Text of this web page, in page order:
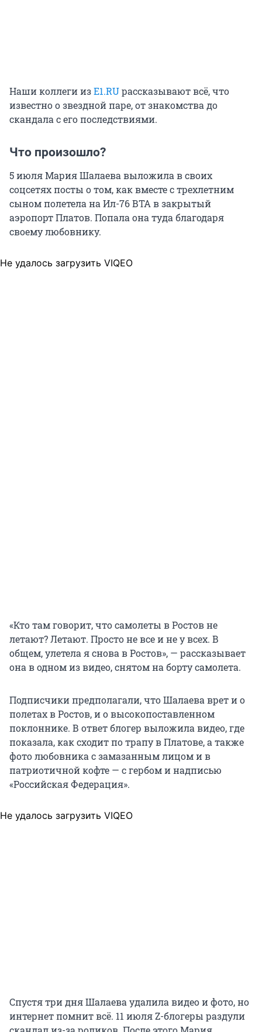
Наши коллеги изE1.RUрассказывают всё, что
известно о звездной паре, от знакомства до
скандала с его последствиями.
Что произошло?
5 июля Мария Шалаева выложила в своих
соцсетях посты о том, как вместе с трехлетним
сыном полетела на Ил-76 ВТА в закрытый
аэропорт Платов. Попала она туда благодаря
своему любовнику.
Не удалось загрузить VIQEO
«Кто там говорит, что самолеты в Ростов не
летают? Летают. Просто не все и не у всех. В
общем, улетела я снова в Ростов», — рассказывает
она в одном из видео, снятом на борту самолета.
Подписчики предполагали, что Шалаева врет и о
полетах в Ростов, и о высокопоставленном
поклоннике. В ответ блогер выложила видео, где
показала, как сходит по трапу в Платове, а также
фото любовника с замазанным лицом и в
патриотичной кофте — с гербом и надписью
«Российская Федерация».
Не удалось загрузить VIQEO
Спустя три дня Шалаева удалила видео и фото, но
интернет помнит всё. 11 июля Z-блогеры раздули